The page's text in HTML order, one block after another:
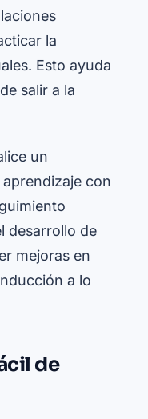
la
Esto ayuda
salir a la
un
con
desarrollo de
mejoras en
a lo
de